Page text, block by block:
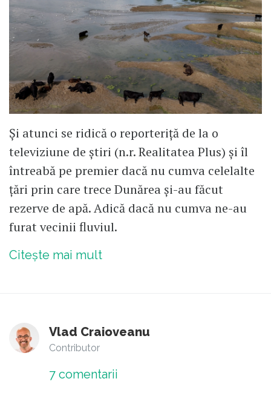
Și atunci se ridică o reporteriță de la o
televiziune de știri (n.r. Realitatea Plus) și îl
întreabă pe premier dacă nu cumva celelalte
țări prin care trece Dunărea și-au făcut
rezerve de apă. Adică dacă nu cumva ne-au
furat vecinii fluviul.
Citește mai mult
Vlad Craioveanu
Contributor
7 comentarii